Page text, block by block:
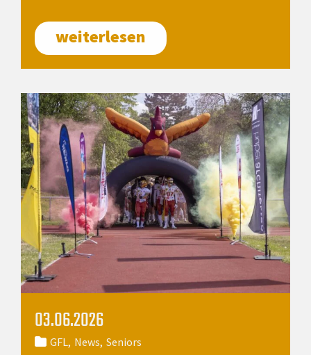
weiterlesen
03.06.2026
GFL News Seniors